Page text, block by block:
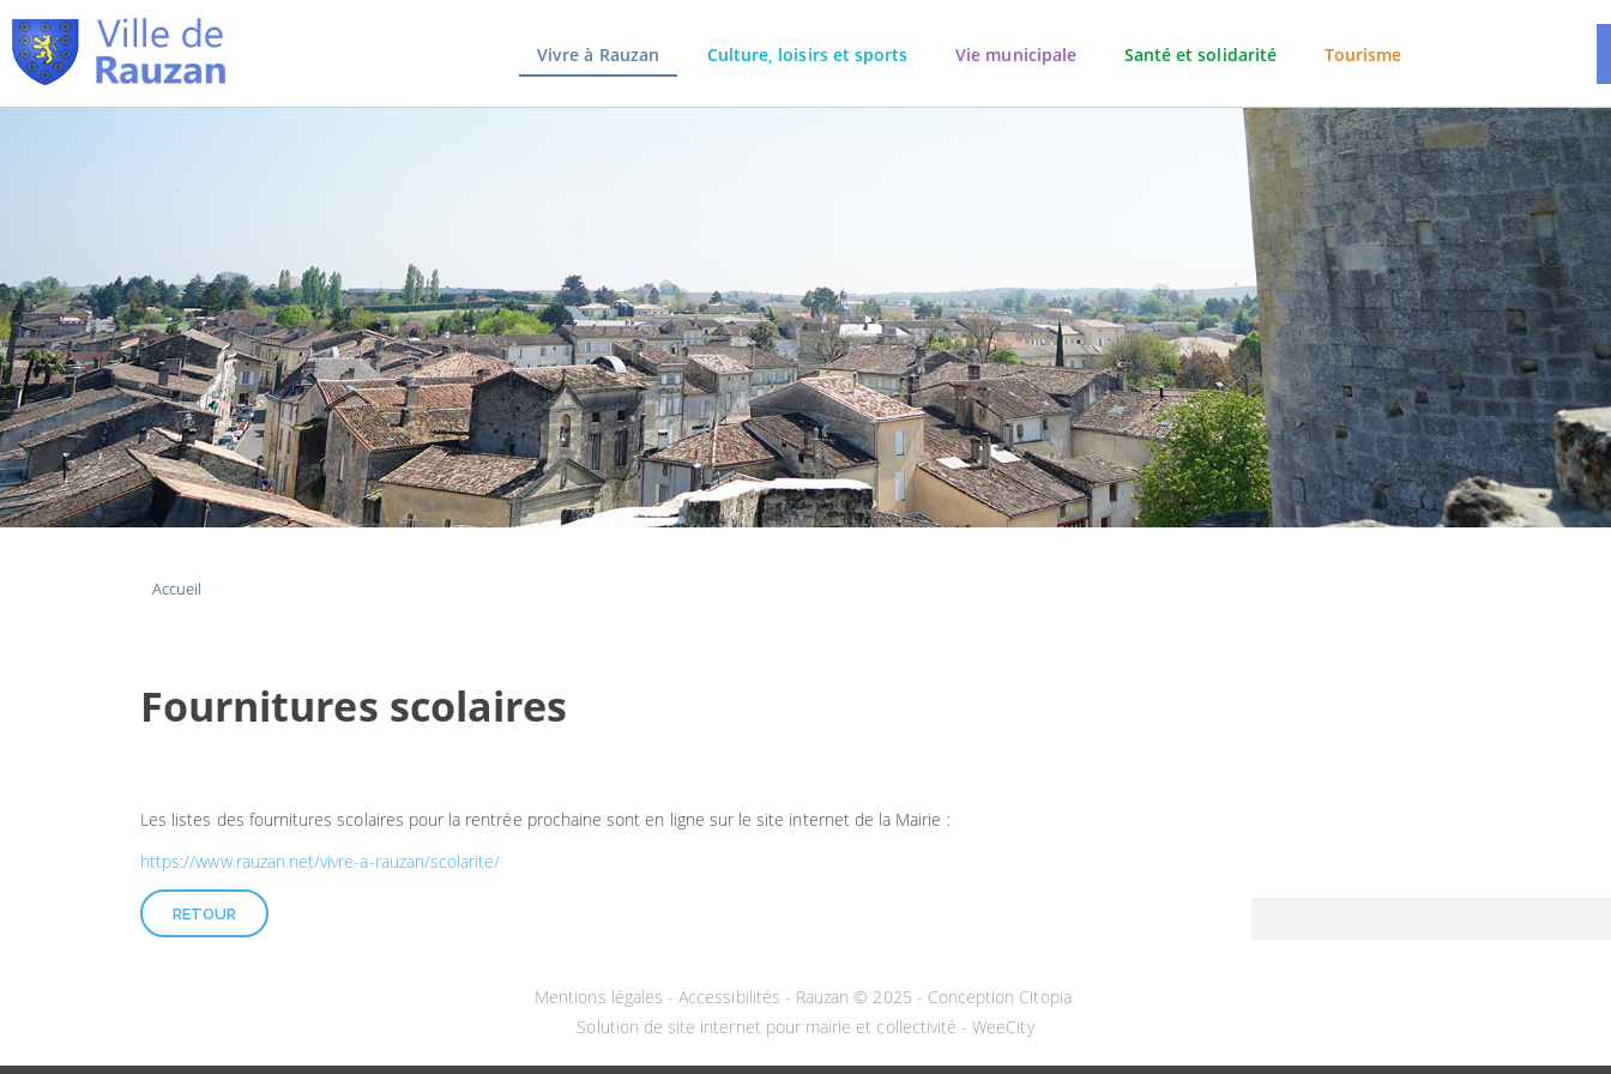
Vivre à Rauzan Culture, loisirs et sports Vie municipale Santé et solidarité Tourisme
Accueil
Fournitures scolaires
Les listes des fournitures scolaires pour la rentrée prochaine sont en ligne sur le site internet de la Mairie :
https://www.rauzan.net/vivre-a-rauzan/scolarite/
RETOUR
Mentions légales -Accessibilités - Rauzan © 2025 - Conception Citopia
Solution de site internet pour mairie et collectivité - WeeCity